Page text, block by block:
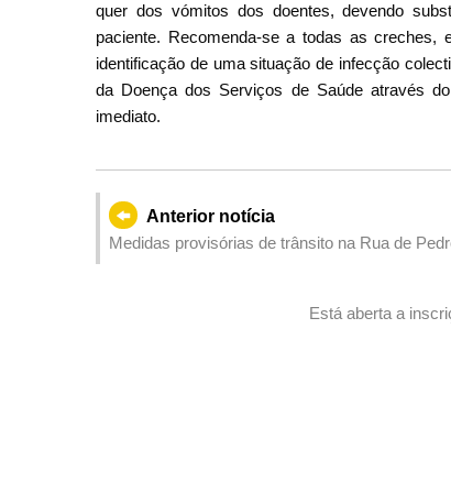
quer dos vómitos dos doentes, devendo
paciente. Recomenda-se a todas as
identificação de uma situação de infecção
da Doença dos Serviços de Saúde através
imediato.
Anterior notícia
Medidas provisórias de trânsito na Rua de
Está aberta a